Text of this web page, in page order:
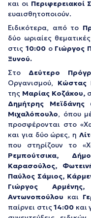
και οιΠεριφερειακοί
ευαισθητοποιούν.
Ειδικότερα, από το
δύο ωριαίες
στις 10:00ο Γιώργος
Ξυνού.
Στο Δεύτερο
Οργανισμού, Κώστας
της Μαρίας Κοζάκου,
Δημήτρης Μεϊδάνης
Μιχαλόπουλο, όπου
προσφέρονται στο
και για δύο ώρες, η
που στηρίζουν το
Ρεμπούτσικα,
Καρασούλος,
Παύλος Σάμιος,
Γιώργος
Αντωνοπούλου και
παίρνει στις14:00 και